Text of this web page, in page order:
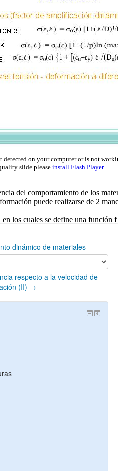
dinámico de materiales
respecto a la velocidad de
(II) →